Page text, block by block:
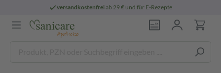
versandkostenfreiab 29 € und für E-Rezepte